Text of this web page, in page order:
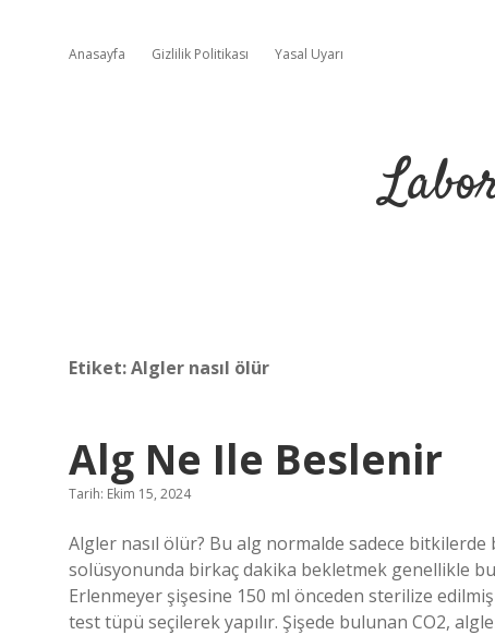
Anasayfa Gizlilik Politikası Yasal Uyarı
Etiket:Algler nasıl ölür
Alg Ne Ile Beslenir
Tarih: Ekim 15, 2024
Algler nasıl ölür? Bu alg normalde sadece bitkilerde
solüsyonunda birkaç dakika bekletmek genellikle
Erlenmeyer şişesine 150 ml önceden sterilize
test tüpü seçilerek yapılır. Şişede bulunan CO2,